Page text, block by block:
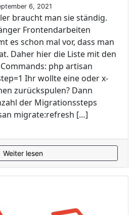
6, 2021
braucht man sie ständig.
Frontendarbeiten
es schon mal vor, dass man
Daher hier die Liste mit den
php artisan
Ihr wollte eine oder x-
zurückspulen? Dann
der Migrationssteps
migrate:refresh […]
Weiter lesen